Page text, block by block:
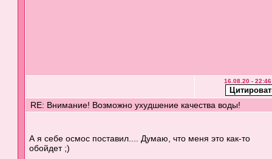
16.08.20 -
RE: Внимание! Возможно ухудшение качества воды!
А я себе осмос поставил.... Думаю, что меня это как-то
обойдет ;)